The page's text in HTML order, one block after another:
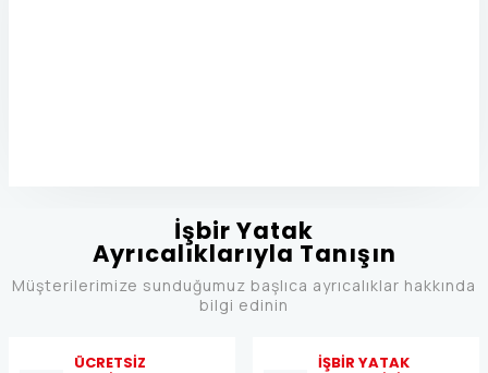
İşbir Yatak
Ayrıcalıklarıyla Tanışın
Müşterilerimize sunduğumuz başlıca ayrıcalıklar hakkında
bilgi edinin
ÜCRETSİZ
İŞBİR YATAK